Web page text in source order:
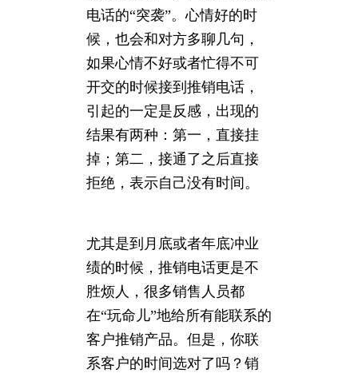
电话的“突袭”。心情好的时
候，也会和对方多聊几句，
如果心情不好或者忙得不可
开交的时候接到推销电话，
引起的一定是反感，出现的
结果有两种：第一，直接挂
掉；第二，接通了之后直接
拒绝，表示自己没有时间。
尤其是到月底或者年底冲业
绩的时候，推销电话更是不
胜烦人，很多销售人员都
在“玩命儿”地给所有能联系的
客户推销产品。但是，你联
系客户的时间选对了吗？销